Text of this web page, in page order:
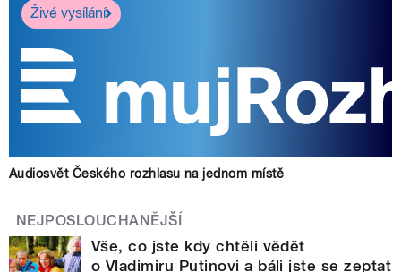
Živé vysílání
Audiosvět Českého rozhlasu na jednom místě
NEJPOSLOUCHANĚJŠÍ
Vše, co jste kdy chtěli vědět
o Vladimiru Putinovi a báli jste se zeptat